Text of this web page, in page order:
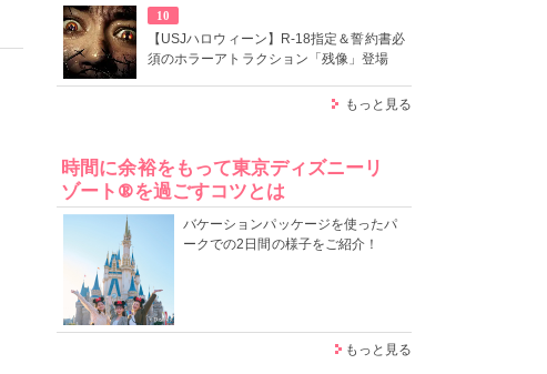
10
【USJハロウィーン】R-18指定＆誓約書必
須のホラーアトラクション「残像」登場
もっと見る
時間に余裕をもって東京ディズニーリ
ゾート®を過ごすコツとは
バケーションパッケージを使ったパ
ークでの2日間の様子をご紹介！
もっと見る